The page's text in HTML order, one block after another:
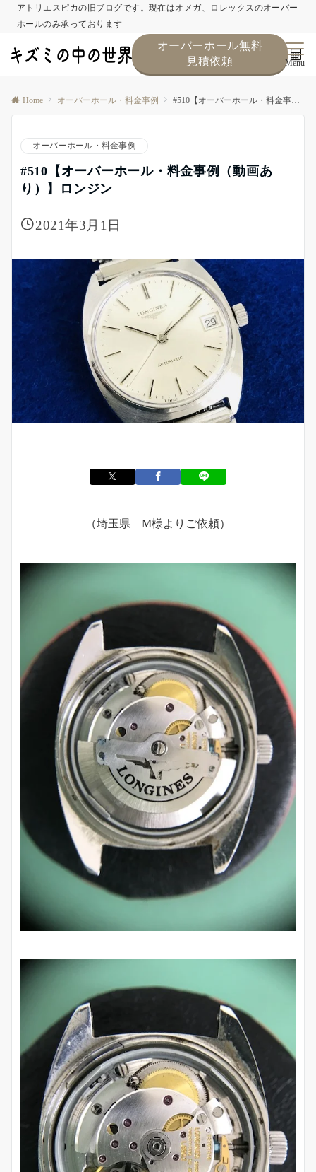
アトリエスピカの旧ブログです。現在はオメガ、ロレックスのオーバー
ホールのみ承っております
オーバーホール無料
見積依頼
Menu
Home オーバーホール・料金事例 #510【オーバーホール・料金事例（動画あり）】ロンジン
オーバーホール・料金事例
#510【オーバーホール・料金事例（動画あ
り）】ロンジン
2021年3月1日
（埼玉県 M様よりご依頼）